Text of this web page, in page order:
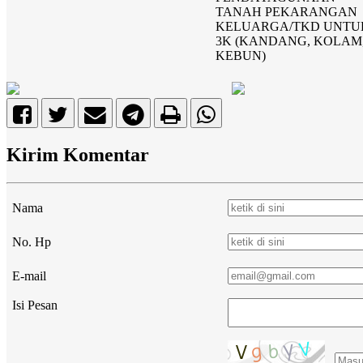
TANAH PEKARANGAN
KELUARGA/TKD
3K (KANDANG,
KEBUN)
Kirim Komentar
Nama
No. Hp
E-mail
Isi Pesan